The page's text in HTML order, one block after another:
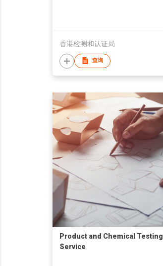
香港检测和认证局
查询
Product and Chemical Testing
Service